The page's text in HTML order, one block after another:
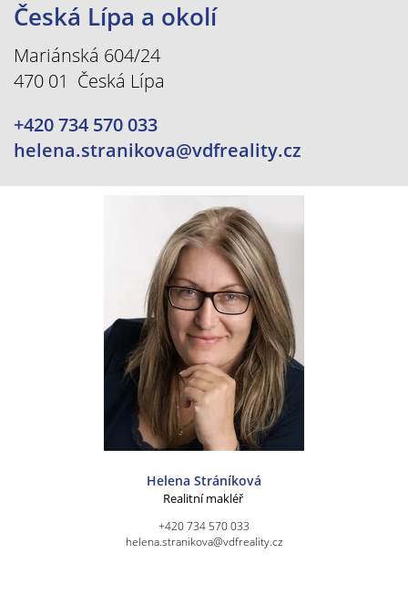
Česká Lípa a okolí
Mariánská 604/24
470 01 Česká Lípa
+420 734 570 033
helena.stranikova@vdfreality.cz
Helena Stráníková
Realitní makléř
+420 734 570 033
helena.stranikova@vdfreality.cz